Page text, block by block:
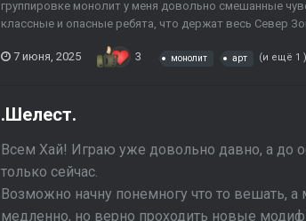
группировке монолит у меня довольно смешанные
классные и опасные ребята, что держат весь Север
7 июня, 2025 3 монолит арт (и ещё 1 )
.Шелест.
Всем Хай! Играю уже довольно давно, а до
только сейчас.
Возможно начну понемногу что то вешать,
медленно, но верно проходить новые